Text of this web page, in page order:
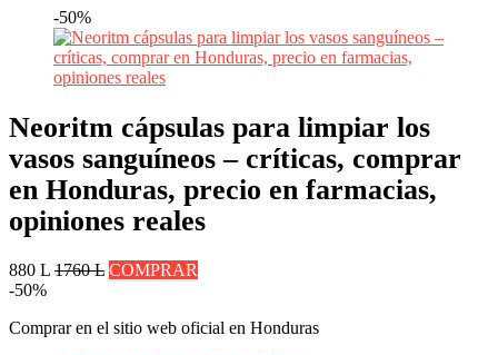
-50%
Neoritm cápsulas para limpiar los
vasos sanguíneos – críticas, comprar
en Honduras, precio en farmacias,
opiniones reales
880 L 1760 L COMPRAR
-50%
Comprar en el sitio web oficial en Honduras